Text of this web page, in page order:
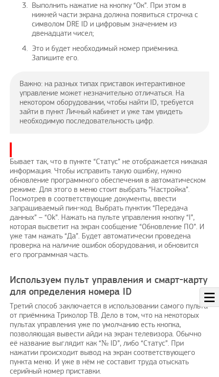
Выполнить нажатие на кнопку “Ок”. При этом в
нижней части экрана должна появиться строчка с
символом DRE ID и цифровым значением из
двенадцати чисел;
Это и будет необходимый номер приёмника.
Запишите его.
Важно: на разных типах приставок интерактивное
управление может незначительно отличаться. На
некотором оборудовании, чтобы найти ID, требуется
зайти в пункт Личный кабинет и уже там увидеть
необходимую последовательность цифр.
Бывает так, что в пункте “Статус” не отображается никакая
информация. Чтобы исправить такую ошибку, нужно
обновление программного обеспечения в автоматическом
режиме. Для этого в меню стоит выбрать “Настройка”.
Посмотрев в соответствующие документы, ввести
запрашиваемый пин-код. Выбрать пунктик “Передача
данных” – “Ok”. Нажать на пульте управления кнопку “I”,
которая высветит на экран сообщение “Обновление ПО”. И
уже там нажать “Да”. Будет автоматически проведена
проверка на наличие ошибок оборудования, и обновится
его программная часть.
Используем пульт управления и смарт-карту
для определения номера ID
Третий способ заключается в использовании самого пульта
от приёмника Триколор ТВ. Дело в том, что на некоторых
пультах управления уже по умолчанию есть кнопка,
позволяющая вывести айди на экран телевизора. Обычно
её название выглядит как “№ ID”, либо “Статус”. При
нажатии происходит вывод на экран соответствующего
пункта меню. И уже в нём не составит труда отыскать
серийный номер приставки.